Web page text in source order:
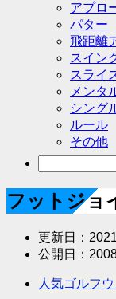
アプロ
パター
飛距離
スイン
スライ
メンタ
シング
ルール
その他
フットジョ
更新日：
公開日：
人気ゴルフ